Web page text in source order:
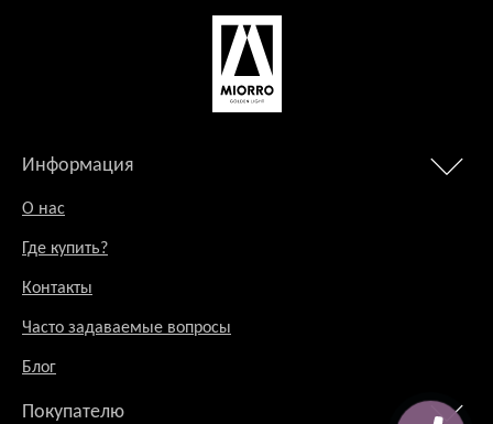
Информация
О нас
Где купить?
Контакты
Часто задаваемые вопросы
Блог
Покупателю